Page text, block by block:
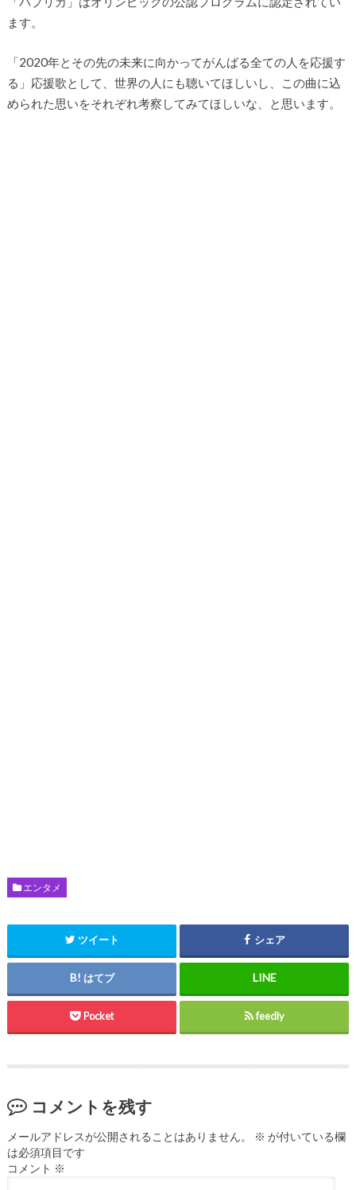
ます。
「2020年とその先の未来に向かってがんばる全ての人を応援す
る」応援歌として、世界の人にも聴いてほしいし、この曲に込
められた思いをそれぞれ考察してみてほしいな、と思います。
エンタメ
ツイート シェア
はてブ
Pocket feedly
コメントを残す
メールアドレスが公開されることはありません。 ※ が付いている欄
は必須項目です
コメント ※